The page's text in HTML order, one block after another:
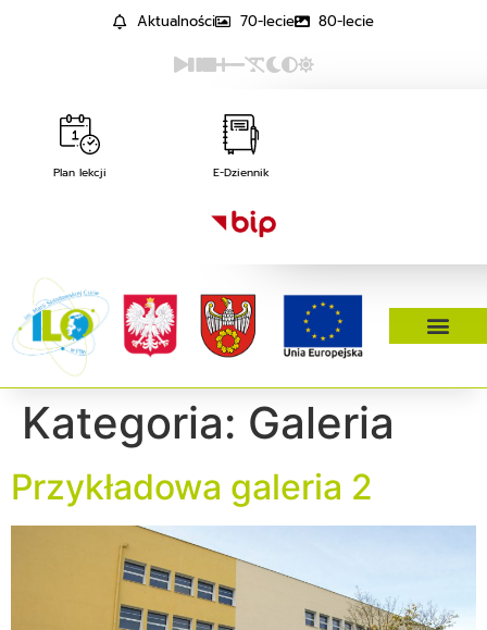
Aktualności 70-lecie 80-lecie
Plan lekcji E-Dziennik
Kategoria: Galeria
Przykładowa galeria 2